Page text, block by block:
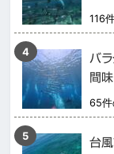
116
バ
間
65件
台